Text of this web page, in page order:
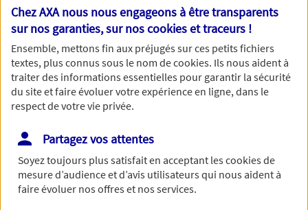
meilleurs délais par mail ou par téléphone.
Votre message :
Vous disposez de droits sur les informations vous concernant. Pour
plus d’informations,cliquez ici.
Chez AXA nous nous engageons à être transparents
sur nos garanties, sur noscookies et traceurs !
Ensemble, mettons fin aux préjugés sur ces petits fichiers
textes, plus connus sous le nom decookies. Ils nous aident à
traiter des informations essentielles pour garantir la sécurité
du site et faire évoluer votre expérience en ligne, dans le
respect de votre vie privée.
Partagez vos attentes
Soyez toujours plus satisfait en acceptant lescookiesde
mesure d’audience et d’avis utilisateurs qui nous aident à
faire évoluer nos offres et nos services.